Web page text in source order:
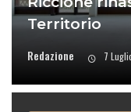
Territorio
Redazione 7